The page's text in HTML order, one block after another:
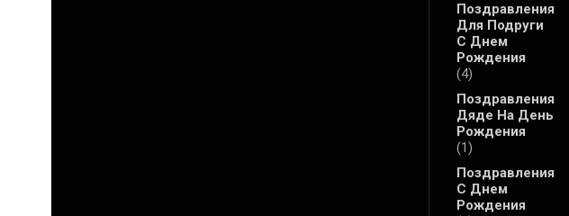
Поздравления
Для Подруги
С Днем
Рождения
(4)
Поздравления
Дяде На День
Рождения
(1)
Поздравления
С Днем
Рождения